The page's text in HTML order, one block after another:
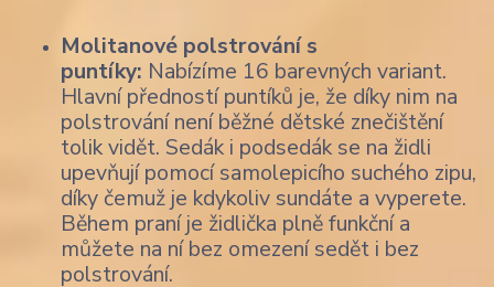
Molitanové polstrování s
puntíky: Nabízíme 16 barevných variant.
Hlavní předností puntíků je, že díky nim na
polstrování není běžné dětské znečištění
tolik vidět. Sedák i podsedák se na židli
upevňují pomocí samolepicího suchého zipu,
díky čemuž je kdykoliv sundáte a vyperete.
Během praní je židlička plně funkční a
můžete na ní bez omezení sedět i bez
polstrování.